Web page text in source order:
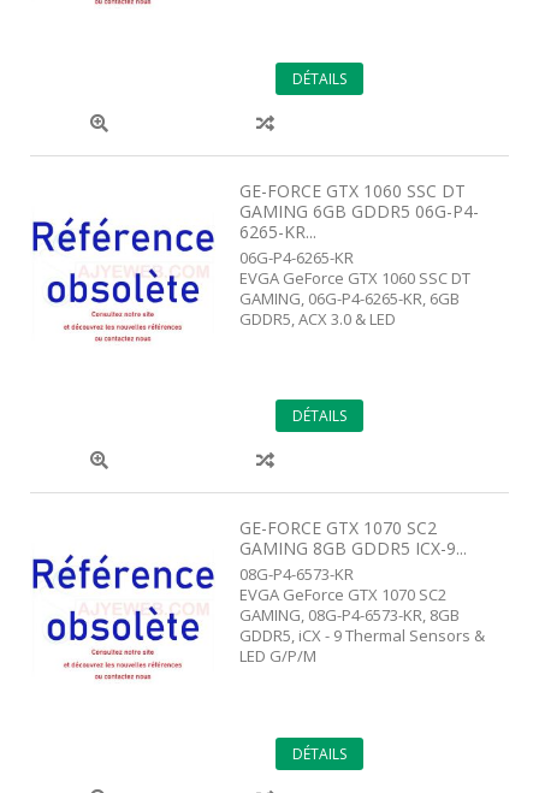
DÉTAILS
GE-FORCE GTX 1060 SSC DT
GAMING 6GB GDDR5 06G-P4-
6265-KR...
06G-P4-6265-KR
EVGA GeForce GTX 1060 SSC DT
GAMING, 06G-P4-6265-KR, 6GB
GDDR5, ACX 3.0 & LED
DÉTAILS
GE-FORCE GTX 1070 SC2
GAMING 8GB GDDR5 ICX-9...
08G-P4-6573-KR
EVGA GeForce GTX 1070 SC2
GAMING, 08G-P4-6573-KR, 8GB
GDDR5, iCX - 9 Thermal Sensors &
LED G/P/M
DÉTAILS